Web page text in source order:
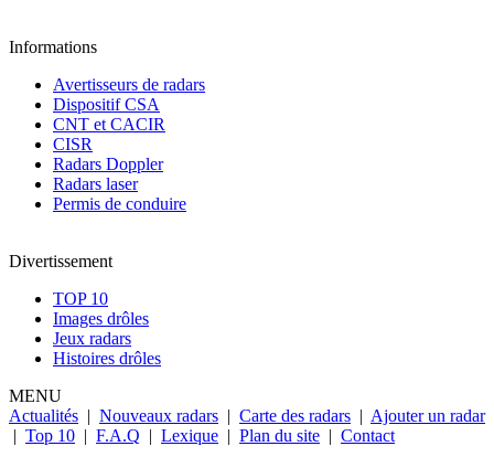
Informations
Avertisseurs de radars
Dispositif CSA
CNT et CACIR
CISR
Radars Doppler
Radars laser
Permis de conduire
Divertissement
TOP 10
Images drôles
Jeux radars
Histoires drôles
MENU
Actualités | Nouveaux radars | Carte des radars | Ajouter un radar
| Top 10 | F.A.Q | Lexique | Plan du site | Contact